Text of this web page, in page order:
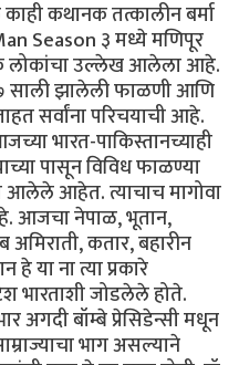
कथानक तत्कालीन बर्मा
Season ३ मध्ये मणिपूर
लोकांचा उल्लेख आलेला आहे.
साली झालेली फाळणी आणि
सर्वांना परिचयाची आहे.
भारत-पाकिस्तानच्याही
पासून विविध फाळण्या
आलेले आहेत. त्याचाच मागोवा
आजचा नेपाळ, भूतान,
कतार, बहारीन
या ना त्या प्रकारे
भारताशी जोडलेले होते.
अगदी बॉम्बे प्रेसिडेन्सी मधून
भाग असल्याने